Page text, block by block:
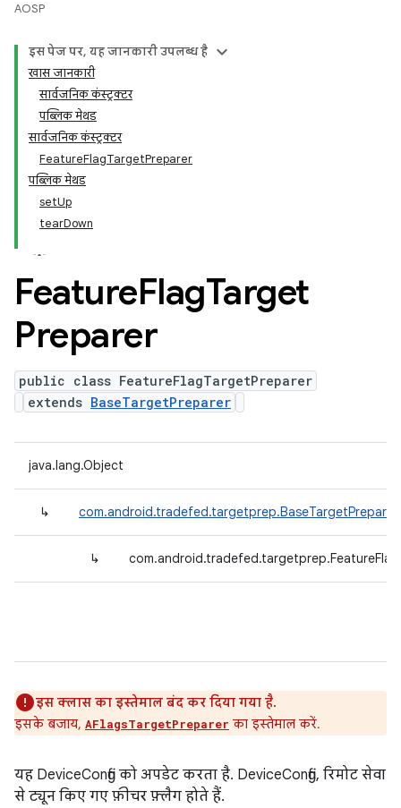
AOSP
इस पेज पर, यह जानकारी उपलब्ध है
खास जानकारी
सार्वजनिक कंस्ट्रक्टर
पब्लिक मेथड
सार्वजनिक कंस्ट्रक्टर
FeatureFlagTargetPreparer
पब्लिक मेथड
setUp
tearDown
FeatureFlagTarget
Preparer
public class FeatureFlagTargetPreparer
extends BaseTargetPreparer
java.lang.Object
↳ com.android.tradefed.targetprep.BaseTargetPreparer
↳
इस क्लास का इस्तेमाल बंद कर दिया गया है.
इसके बजाय, AFlagsTargetPreparer का इस्तेमाल करें.
यह DeviceConfig को अपडेट करता है. DeviceConfig, रिमोट सेवा
से ट्यून किए गए फ़ीचर फ़्लैग होते हैं.